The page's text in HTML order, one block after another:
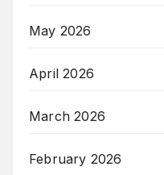
May 2026
April 2026
March 2026
February 2026